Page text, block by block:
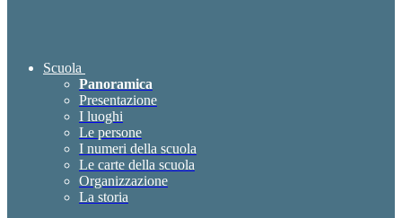
Scuola
Panoramica
Presentazione
I luoghi
Le persone
I numeri della scuola
Le carte della scuola
Organizzazione
La storia